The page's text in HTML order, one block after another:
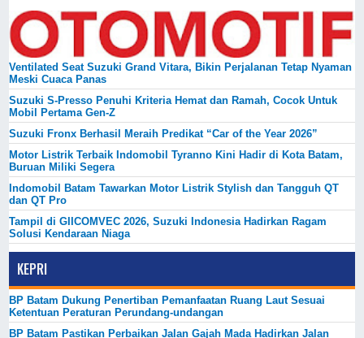
Ventilated Seat Suzuki Grand Vitara, Bikin Perjalanan Tetap Nyaman
Meski Cuaca Panas
Suzuki S-Presso Penuhi Kriteria Hemat dan Ramah, Cocok Untuk
Mobil Pertama Gen-Z
Suzuki Fronx Berhasil Meraih Predikat “Car of the Year 2026”
Motor Listrik Terbaik Indomobil Tyranno Kini Hadir di Kota Batam,
Buruan Miliki Segera
Indomobil Batam Tawarkan Motor Listrik Stylish dan Tangguh QT
dan QT Pro
Tampil di GIICOMVEC 2026, Suzuki Indonesia Hadirkan Ragam
Solusi Kendaraan Niaga
KEPRI
BP Batam Dukung Penertiban Pemanfaatan Ruang Laut Sesuai
Ketentuan Peraturan Perundang-undangan
BP Batam Pastikan Perbaikan Jalan Gajah Mada Hadirkan Jalan